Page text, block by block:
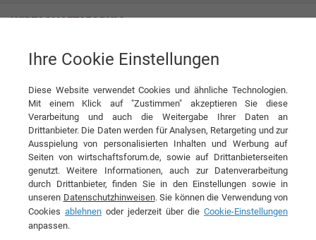
K. Weißenberger Bedachungen GmbH
Interviews der K. Weißenberger
Bedachungen GmbH
Ihre Cookie Einstellungen
Diese Website verwendet Cookies und ähnliche Technologien.
Mit einem Klick auf "Zustimmen" akzeptieren Sie diese
Verarbeitung und auch die Weitergabe Ihrer Daten an
Drittanbieter. Die Daten werden für Analysen, Retargeting und zur
Ausspielung von personalisierten Inhalten und Werbung auf
Seiten von wirtschaftsforum.de, sowie auf Drittanbieterseiten
genutzt. Weitere Informationen, auch zur Datenverarbeitung
durch Drittanbieter, finden Sie in den Einstellungen sowie in
unseren Datenschutzhinweisen. Sie können die Verwendung von
Cookies ablehnen oder jederzeit über die Cookie-Einstellungen
anpassen.